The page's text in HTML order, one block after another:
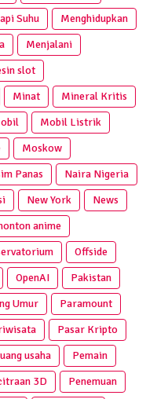
Suhu
Menghidupkan
Menjalani
slot
Minat
Mineral Kritis
Mobil Listrik
Moskow
Panas
Naira Nigeria
New York
News
anime
Offside
OpenAI
Pakistan
Umur
Paramount
Pasar Kripto
usaha
Pemain
3D
Penemuan